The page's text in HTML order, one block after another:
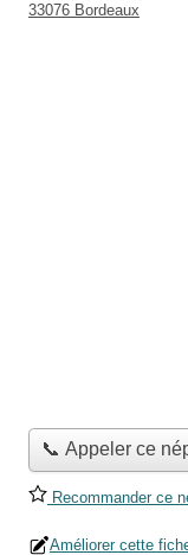
33076 Bordeaux
📞 Appeler ce
Recommander ce
Améliorer cette